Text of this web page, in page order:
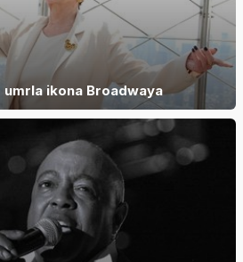
ikona Broadwaya